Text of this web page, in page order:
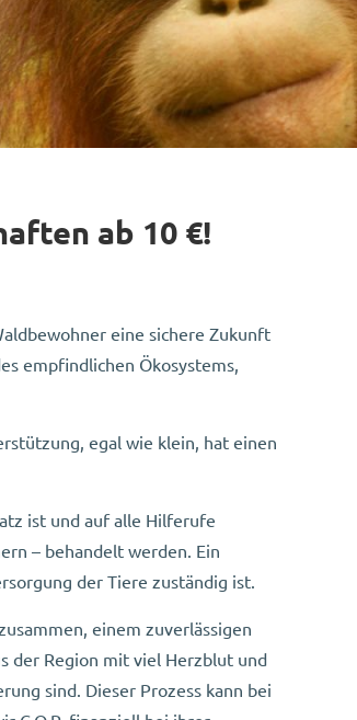
ab 10 €!
eine sichere Zukunft
empfindlichen Ökosystems,
egal wie klein, hat einen
ist und auf alle Hilferufe
– behandelt werden. Ein
der Tiere zuständig ist.
einem zuverlässigen
der Region mit viel Herzblut und
sind. Dieser Prozess kann bei